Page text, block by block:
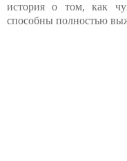
история о том, как
способны полностью